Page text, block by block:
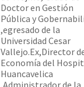
Doctor en Gestión
Pública y
,egresado de la
Universidad Cesar
Vallejo.Ex,Director
Economía del
Huancavelica